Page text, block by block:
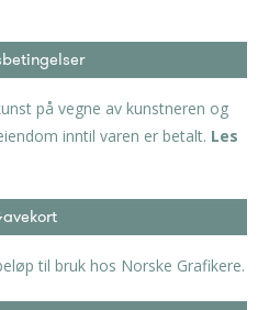
på vegne av kunstneren og
inntil varen er betalt. Les
til bruk hos Norske Grafikere.